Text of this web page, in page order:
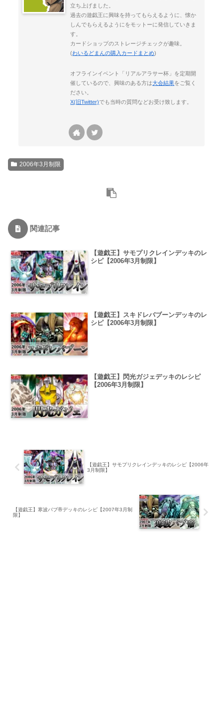
立ち上げました。
過去の遊戯王に興味を持ってもらえるように、懐か
しんでもらえるようにをモットーに発信していきま
す。
カードショップのストレージチェックが趣味。
(わいるどまんの購入カードまとめ)
オフラインイベント「リアルアラサー杯」を定期開
催しているので、興味のある方は大会結果をご覧く
ださい。
X(旧Twitter)でも当時の質問などお受け致します。
2006年3月制限
関連記事
【遊戯王】サモプリクレインデッキのレ
シピ【2006年3月制限】
【遊戯王】スキドレバブーンデッキのレ
シピ【2006年3月制限】
【遊戯王】閃光ガジェデッキのレシピ
【2006年3月制限】
【遊戯王】サモプリクレインデッキのレシピ【2006年
3月制限】
【遊戯王】寒波バブ帝デッキのレシピ【2007年3月制
限】